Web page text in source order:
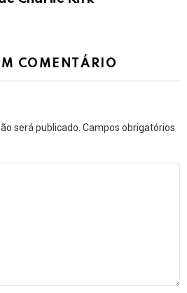
COMENTÁRIO
será publicado. Campos obrigatórios